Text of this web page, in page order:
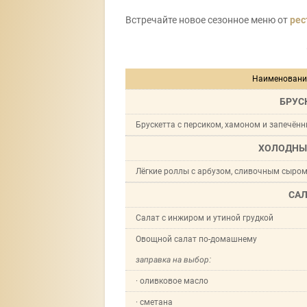
Встречайте новое сезонное меню от
Брускетта с персиком, хамоном и
Лёгкие роллы с арбузом, сливочным
Салат с инжиром и утиной грудкой
Овощной салат по-домашнему
заправка на выбор:
· оливковое масло
· сметана